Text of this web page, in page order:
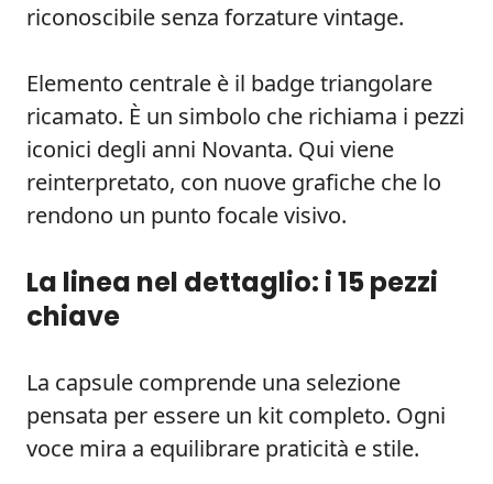
riconoscibile senza forzature vintage.
Elemento centrale è il badge triangolare
ricamato. È un simbolo che richiama i pezzi
iconici degli anni Novanta. Qui viene
reinterpretato, con nuove grafiche che lo
rendono un punto focale visivo.
La linea nel dettaglio: i 15 pezzi
chiave
La capsule comprende una selezione
pensata per essere un kit completo. Ogni
voce mira a equilibrare praticità e stile.